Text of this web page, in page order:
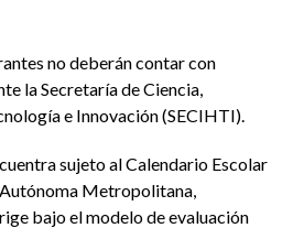
no deberán contar con
la Secretaría de Ciencia,
e Innovación (SECIHTI).
sujeto al Calendario Escolar
Metropolitana,
bajo el modelo de evaluación